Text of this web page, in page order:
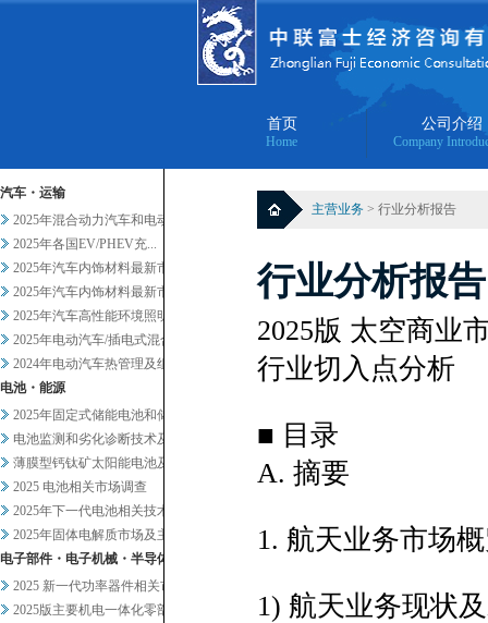
首页
Home
公司介绍
Company
汽车・运输
2025年混合动力汽车和电动汽...
2025年各国EV/PHEV充...
2025年汽车内饰材料最新市场...
2025年汽车内饰材料最新市场...
2025年汽车高性能环境照明的...
2025年电动汽车/插电式混合...
2024年电动汽车热管理及组件...
电池・能源
2025年固定式储能电池和储能...
电池监测和劣化诊断技术及服务当...
薄膜型钙钛矿太阳能电池及其他轻...
2025 电池相关市场调查
2025年下一代电池相关技术及...
2025年固体电解质市场及主要...
电子部件・电子机械・半导体
2025 新一代功率器件相关市...
2025版主要机电一体化零部件...
主营业务 > 行业分析报告
行业分析报告
2025版 太空商业
行业切入点分析
■ 目录
A. 摘要
1. 航天业务市场
1) 航天业务现状